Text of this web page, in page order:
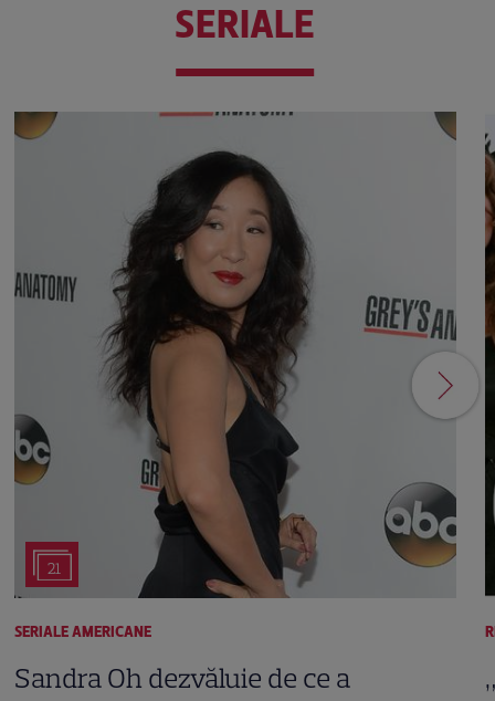
SERIALE
21
SERIALE AMERICANE
Sandra Oh dezvăluie de ce a